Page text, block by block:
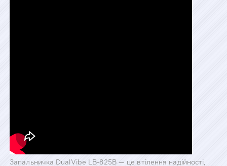
Запальничка DualVibe LB-825B — це втілення надійності,